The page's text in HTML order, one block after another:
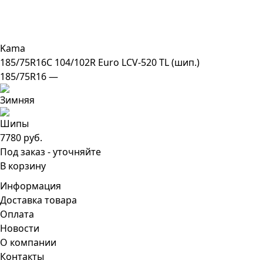
Kama
185/75R16C 104/102R Euro LCV-520 TL (шип.)
185/75R16 —
7780 руб.
Под заказ - уточняйте
В корзину
Информация
Доставка товара
Оплата
Новости
О компании
Контакты